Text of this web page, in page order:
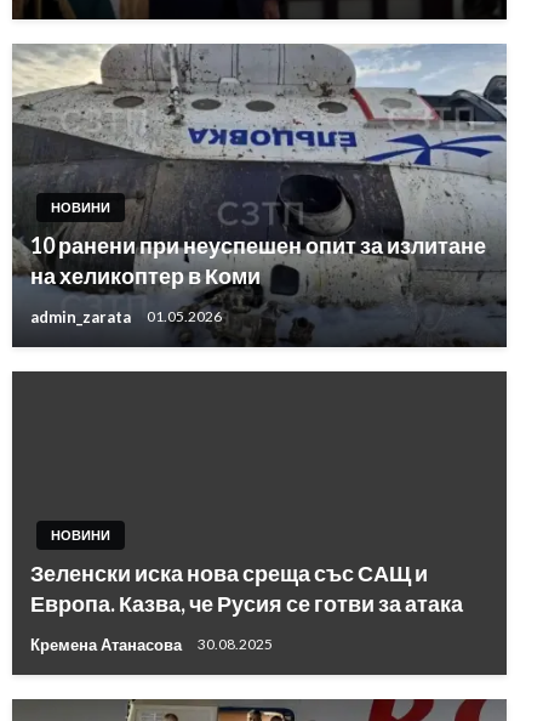
НОВИНИ
10 ранени при неуспешен опит за излитане
на хеликоптер в Коми
admin_zarata 01.05.2026
НОВИНИ
Зеленски иска нова среща със САЩ и
Европа. Казва, че Русия се готви за атака
Кремена Атанасова 30.08.2025